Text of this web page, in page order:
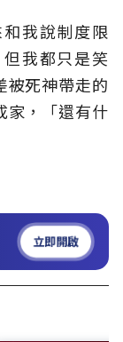
我說制度限
我都只是笑
被死神帶走的
家，「還有什
立即開啟